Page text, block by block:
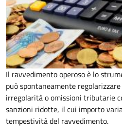
Il ravvedimento operoso è lo
può spontaneamente
irregolarità o omissioni tributarie
sanzioni ridotte, il cui importo
tempestività del ravvedimento.